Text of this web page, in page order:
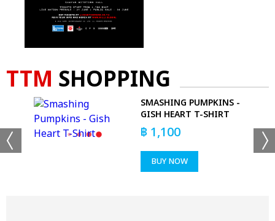
TTM SHOPPING
SMASHING PUMPKINS -
GISH HEART T-SHIRT
฿ 1,100
BUY NOW